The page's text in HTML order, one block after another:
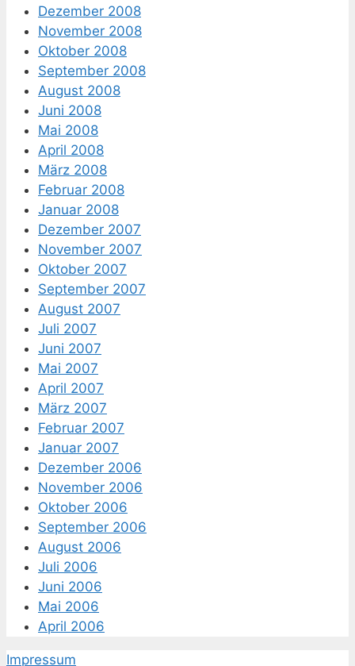
Dezember 2008
November 2008
Oktober 2008
September 2008
August 2008
Juni 2008
Mai 2008
April 2008
März 2008
Februar 2008
Januar 2008
Dezember 2007
November 2007
Oktober 2007
September 2007
August 2007
Juli 2007
Juni 2007
Mai 2007
April 2007
März 2007
Februar 2007
Januar 2007
Dezember 2006
November 2006
Oktober 2006
September 2006
August 2006
Juli 2006
Juni 2006
Mai 2006
April 2006
Impressum